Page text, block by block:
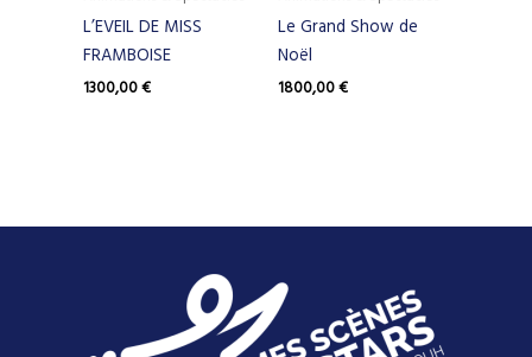
L’EVEIL DE MISS
FRAMBOISE
1300,00€
Le Grand Show de
Noël
1800,00€